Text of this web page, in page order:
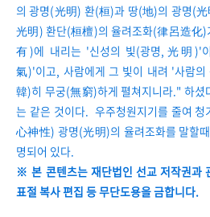
의 광명(光明) 환(桓)과 땅(地)의 광명(
光明) 환단(桓檀)의 율려조화(律呂造化
有)에 내리는 '신성의 빛(광명,光明)'
氣)'이고, 사람에게 그 빛이 내려 '사람
韓)히 무궁(無窮)하게 펼쳐지니라." 하
는 같은 것이다. 우주청원지기를 줄여
心神性) 광명(光明)의 율려조화를 말할
명되어 있다.
※ 본 콘텐츠는 재단법인 선교 저작권과
표절 복사 편집 등 무단도용을 금합니다.